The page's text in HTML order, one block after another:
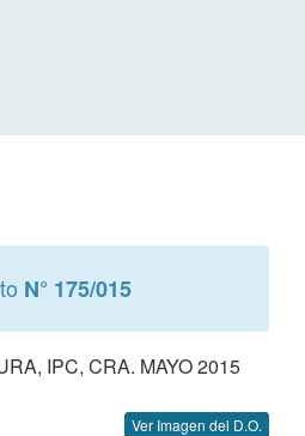
N° 175/015
IPC, CRA. MAYO 2015
Ver Imagen del D.O.